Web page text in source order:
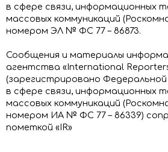
в сфере связи, информационных
массовых коммуникаций
номером ЭЛ № ФС 77 – 86873.
Сообщения и материалы
агентства «International
(зарегистрировано
в сфере связи, информационных
массовых коммуникаций
номером ИА № ФС 77 – 86339)
пометкой «IR»